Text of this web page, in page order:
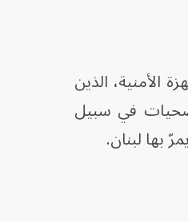
الأمنية، الذين
في سبيل
بها لبنان.